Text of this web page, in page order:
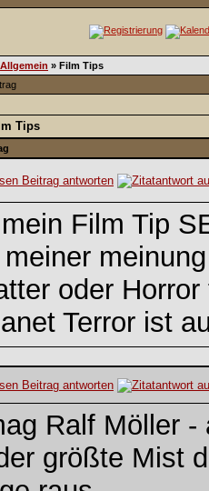
Allgemein » Film Tips
Tips
Film Tip
oder
Terror ist
Ralf Möller
größte Mist